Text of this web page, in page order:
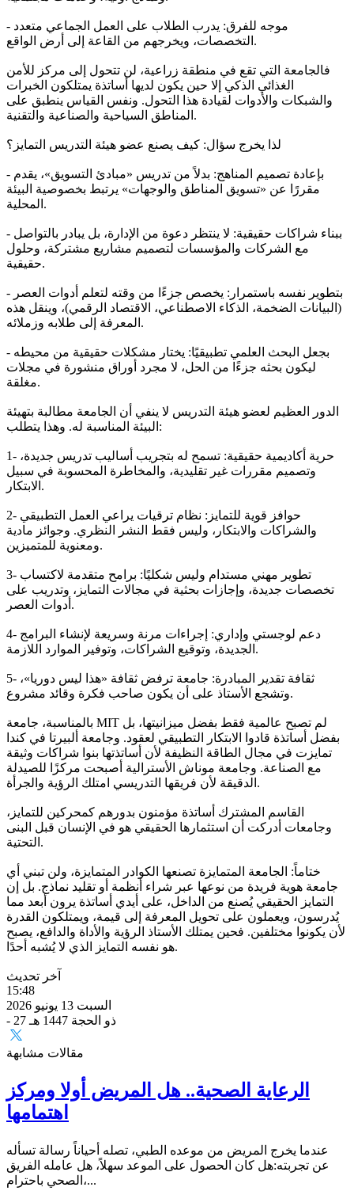
- موجه للفرق: يدرب الطلاب على العمل الجماعي متعدد
التخصصات، ويخرجهم من القاعة إلى أرض الواقع.
فالجامعة التي تقع في منطقة زراعية، لن تتحول إلى مركز للأمن
الغذائي الذكي إلا حين يكون لديها أساتذة يمتلكون الخبرات
والشبكات والأدوات لقيادة هذا التحول. ونفس القياس ينطبق على
المناطق السياحية والصناعية والتقنية.
لذا يخرج سؤال: كيف يصنع عضو هيئة التدريس التمايز؟
- بإعادة تصميم المناهج: بدلاً من تدريس «مبادئ التسويق»، يقدم
مقررًا عن «تسويق المناطق والوجهات» يرتبط بخصوصية البيئة
المحلية.
- ببناء شراكات حقيقية: لا ينتظر دعوة من الإدارة، بل يبادر بالتواصل
مع الشركات والمؤسسات لتصميم مشاريع مشتركة، وحلول
حقيقية.
- بتطوير نفسه باستمرار: يخصص جزءًا من وقته لتعلم أدوات العصر
(البيانات الضخمة، الذكاء الاصطناعي، الاقتصاد الرقمي)، وينقل هذه
المعرفة إلى طلابه وزملائه.
- بجعل البحث العلمي تطبيقيًا: يختار مشكلات حقيقية من محيطه
ليكون بحثه جزءًا من الحل، لا مجرد أوراق منشورة في مجلات
مغلقة.
الدور العظيم لعضو هيئة التدريس لا ينفي أن الجامعة مطالبة بتهيئة
البيئة المناسبة له. وهذا يتطلب:
1- حرية أكاديمية حقيقية: تسمح له بتجريب أساليب تدريس جديدة،
وتصميم مقررات غير تقليدية، والمخاطرة المحسوبة في سبيل
الابتكار.
2- حوافز قوية للتمايز: نظام ترقيات يراعي العمل التطبيقي
والشراكات والابتكار، وليس فقط النشر النظري. وجوائز مادية
ومعنوية للمتميزين.
3- تطوير مهني مستدام وليس شكليًا: برامح متقدمة لاكتساب
تخصصات جديدة، وإجازات بحثية في مجالات التمايز، وتدريب على
أدوات العصر.
4- دعم لوجستي وإداري: إجراءات مرنة وسريعة لإنشاء البرامج
الجديدة، وتوقيع الشراكات، وتوفير الموارد اللازمة.
5- ثقافة تقدير المبادرة: جامعة ترفض ثقافة «هذا ليس دوريا»،
وتشجع الأستاذ على أن يكون صاحب فكرة وقائد مشروع.
بالمناسبة، جامعة MIT لم تصبح عالمية فقط بفضل ميزانيتها، بل
بفضل أساتذة قادوا الابتكار التطبيقي لعقود. وجامعة ألبيرتا في كندا
تمايزت في مجال الطاقة النظيفة لأن أساتذتها بنوا شراكات وثيقة
مع الصناعة. وجامعة موناش الأسترالية أصبحت مركزًا للصيدلة
الدقيقة لأن فريقها التدريسي امتلك الرؤية والجرأة.
القاسم المشترك أساتذة مؤمنون بدورهم كمحركين للتمايز،
وجامعات أدركت أن استثمارها الحقيقي هو في الإنسان قبل البنى
التحتية.
ختاماً: الجامعة المتمايزة تصنعها الكوادر المتمايزة، ولن تبني أي
جامعة هوية فريدة من نوعها عبر شراء أنظمة أو تقليد نماذج. بل إن
التمايز الحقيقي يُصنع من الداخل، على أيدي أساتذة يرون أبعد مما
يُدرسون، ويعملون على تحويل المعرفة إلى قيمة، ويمتلكون القدرة
لأن يكونوا مختلفين. فحين يمتلك الأستاذ الرؤية والأداة والدافع، يصبح
هو نفسه التمايز الذي لا يُشبه أحدًا.
آخر تحديث
15:48
السبت 13 يونيو 2026
- 27 ذو الحجة 1447 هـ
مقالات مشابهة
الرعاية الصحية.. هل المريض أولا ومركز
اهتمامها
عندما يخرج المريض من موعده الطبي، تصله أحياناً رسالة تسأله
عن تجربته:هل كان الحصول على الموعد سهلاً، هل عامله الفريق
الصحي باحترام،...